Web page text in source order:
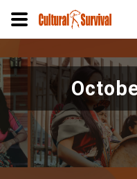
to
main
content